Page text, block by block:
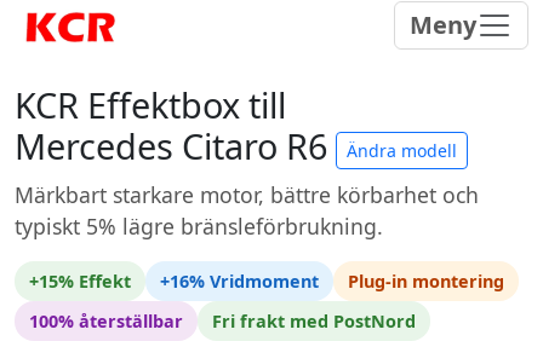
Meny
KCR Effektbox till
Mercedes Citaro R6
Ändra modell
Märkbart starkare motor, bättre körbarhet och
typiskt 5% lägre bränsleförbrukning.
+15% Effekt +16% Vridmoment
Plug-in montering
100% återställbar
Fri frakt med PostNord